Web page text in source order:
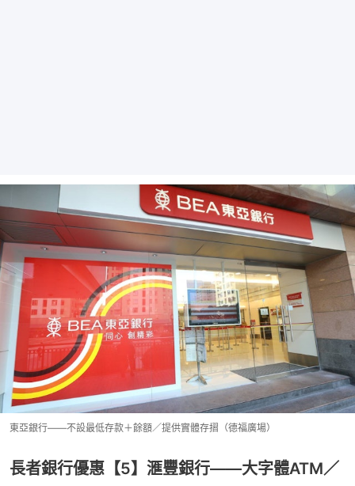
東亞銀行——不設最低存款＋餘額／提供實體存摺（德福廣場）
長者銀行優惠【5】滙豐銀行——大字體ATM／